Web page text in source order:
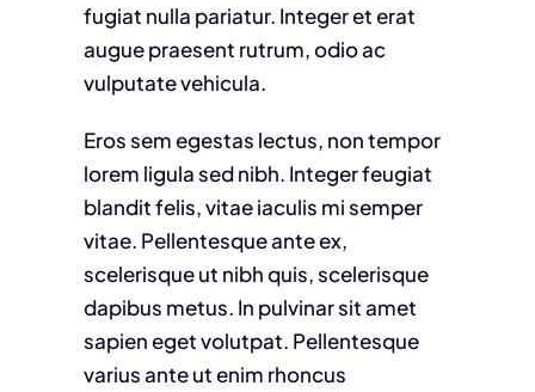
fugiat nulla pariatur. Integer et erat
augue praesent rutrum, odio ac
vulputate vehicula.
Eros sem egestas lectus, non tempor
lorem ligula sed nibh. Integer feugiat
blandit felis, vitae iaculis mi semper
vitae. Pellentesque ante ex,
scelerisque ut nibh quis, scelerisque
dapibus metus. In pulvinar sit amet
sapien eget volutpat. Pellentesque
varius ante ut enim rhoncus